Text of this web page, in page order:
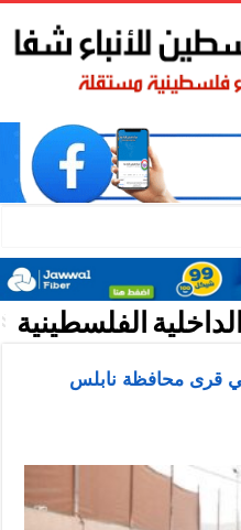
الفلسطينية
في قرى محافظة نابلس